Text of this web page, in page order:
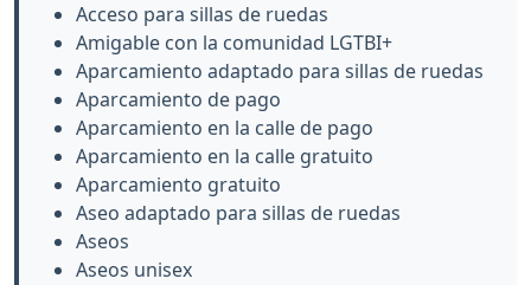
Acceso para sillas de ruedas
Amigable con la comunidad LGTBI+
Aparcamiento adaptado para sillas de ruedas
Aparcamiento de pago
Aparcamiento en la calle de pago
Aparcamiento en la calle gratuito
Aparcamiento gratuito
Aseo adaptado para sillas de ruedas
Aseos
Aseos unisex